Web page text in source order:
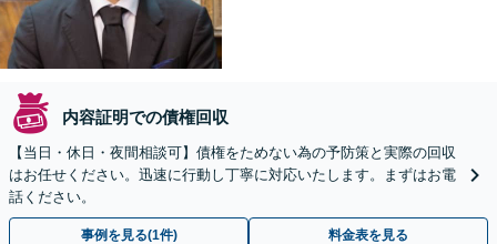
内容証明での債権回収
【当日・休日・夜間相談可】債権をためない為の予防策と実際の回収
はお任せください。迅速に行動し丁寧に対応いたします。まずはお電
話ください。
事例を見る(1件) 料金表を見る